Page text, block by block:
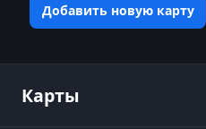
Добавить новую карту
Карты